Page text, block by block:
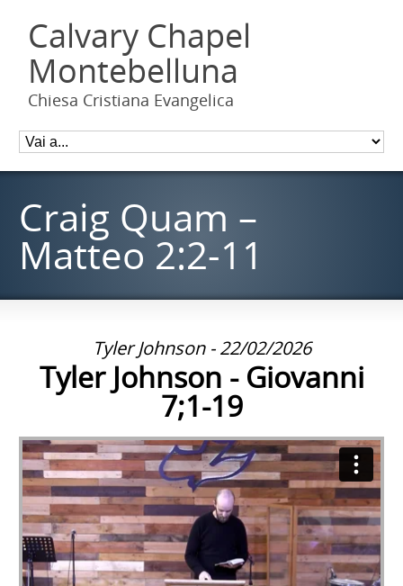
Calvary Chapel
Montebelluna
Chiesa Cristiana Evangelica
Craig Quam –
Matteo 2:2-11
Tyler Johnson - 22/02/2026
Tyler Johnson - Giovanni
7;1-19